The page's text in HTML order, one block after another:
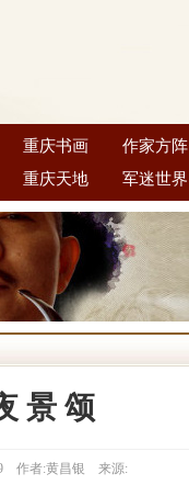
重庆书画 作家方阵
重庆天地 军迷世界
景 颂
作者:黄昌银 来源: